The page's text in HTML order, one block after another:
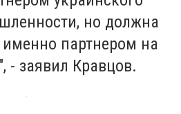
но должна
именно партнером на
- заявил Кравцов.